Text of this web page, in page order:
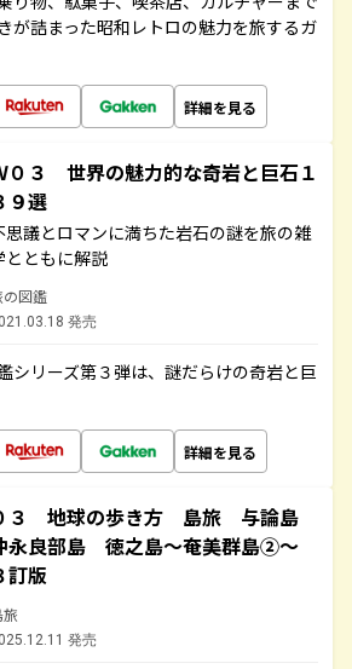
が詰まった昭和レトロの魅力を旅するガ
詳細を見る
０３ 世界の魅力的な奇岩と巨石１
９選
思議とロマンに満ちた岩石の謎を旅の雑
とともに解説
の図鑑
発売
シリーズ第３弾は、謎だらけの奇岩と巨
詳細を見る
３ 地球の歩き方 島旅 与論島
永良部島 徳之島～奄美群島②～
訂版
旅
発売